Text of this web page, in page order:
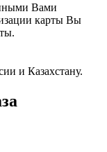
Вами
карты Вы
и Казахстану.